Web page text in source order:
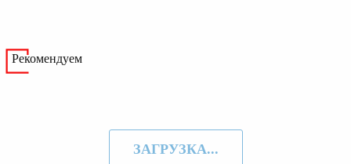
Рекомендуем
ЗАГРУЗКА...